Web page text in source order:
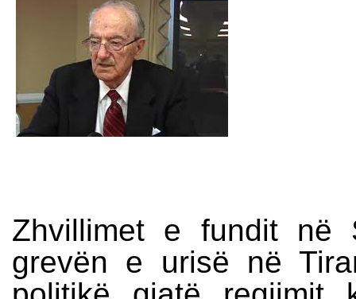
Zhvillimet e fundit në
grevën e urisë në